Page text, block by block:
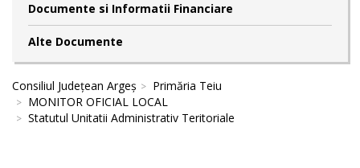
Documente si Informatii Financiare
Alte Documente
Consiliul Județean Argeș
Primăria Teiu
MONITOR OFICIAL LOCAL
Statutul Unitatii Administrativ Teritoriale